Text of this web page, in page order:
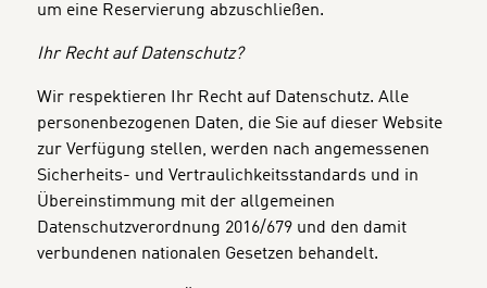
um eine Reservierung abzuschließen.
Ihr Recht auf Datenschutz?
Wir respektieren Ihr Recht auf Datenschutz. Alle
personenbezogenen Daten, die Sie auf dieser Website
zur Verfügung stellen, werden nach angemessenen
Sicherheits- und Vertraulichkeitsstandards und in
Übereinstimmung mit der allgemeinen
Datenschutzverordnung 2016/679 und den damit
verbundenen nationalen Gesetzen behandelt.